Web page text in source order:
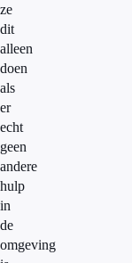
ze
dit
alleen
doen
als
er
echt
geen
andere
hulp
in
de
omgeving